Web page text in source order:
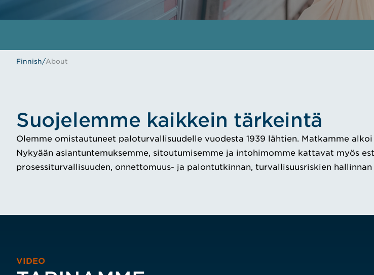
Finnish/About
Suojelemme kaikkein tärkeintä
Olemme omistautuneet paloturvallisuudelle vuodesta 1939 lähtien. Matkamme
Nykyään asiantuntemuksemme, sitoutumisemme ja intohimomme kattavat myös
prosessiturvallisuuden, onnettomuus- ja palontutkinnan, turvallisuusriskien
VIDEO